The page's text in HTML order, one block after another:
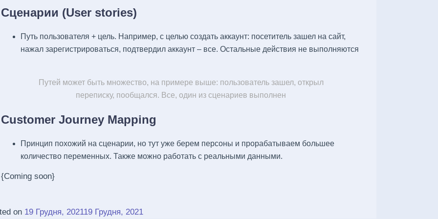
Сценарии (User stories)
Путь пользователя + цель. Например, с целью создать аккаунт: посетитель зашел на сайт,
нажал зарегистрироваться, подтвердил аккаунт – все. Остальные действия не выполняются
Путей может быть множество, на примере выше: пользователь зашел, открыл
переписку, пообщался. Все, один из сценариев выполнен
Customer Journey Mapping
Принцип похожий на сценарии, но тут уже берем персоны и прорабатываем большее
количество переменных. Также можно работать с реальными данными.
{Coming soon}
on 19 Грудня, 202119 Грудня, 2021